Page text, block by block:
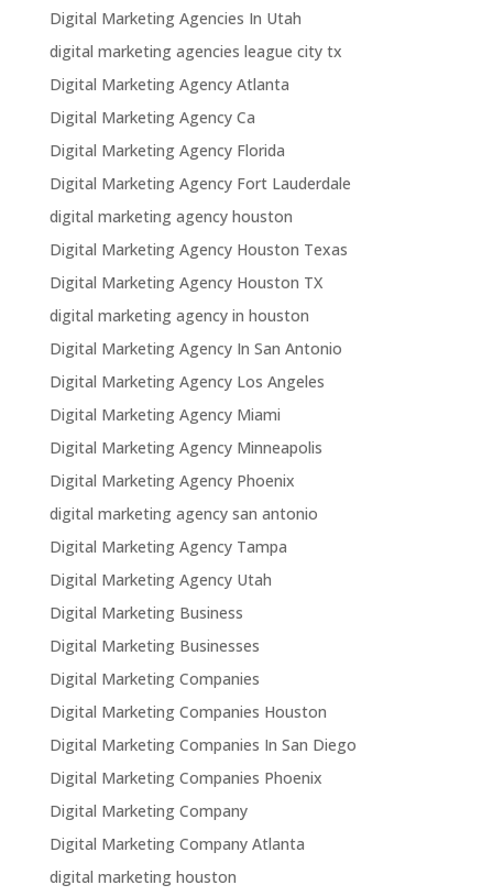
Digital Marketing Agencies In Utah
digital marketing agencies league city tx
Digital Marketing Agency Atlanta
Digital Marketing Agency Ca
Digital Marketing Agency Florida
Digital Marketing Agency Fort Lauderdale
digital marketing agency houston
Digital Marketing Agency Houston Texas
Digital Marketing Agency Houston TX
digital marketing agency in houston
Digital Marketing Agency In San Antonio
Digital Marketing Agency Los Angeles
Digital Marketing Agency Miami
Digital Marketing Agency Minneapolis
Digital Marketing Agency Phoenix
digital marketing agency san antonio
Digital Marketing Agency Tampa
Digital Marketing Agency Utah
Digital Marketing Business
Digital Marketing Businesses
Digital Marketing Companies
Digital Marketing Companies Houston
Digital Marketing Companies In San Diego
Digital Marketing Companies Phoenix
Digital Marketing Company
Digital Marketing Company Atlanta
digital marketing houston